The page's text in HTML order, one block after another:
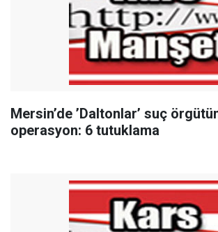
Mersin’de ’Daltonlar’ suç
operasyon: 6 tutuklama